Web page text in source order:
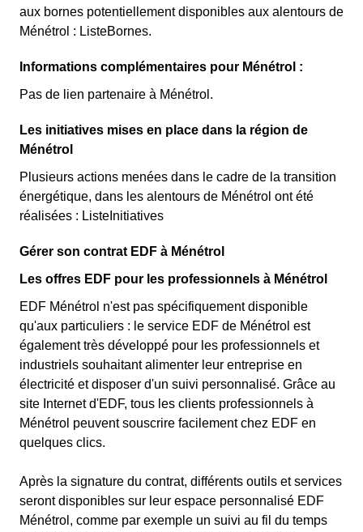
aux bornes potentiellement disponibles aux alentours de
Ménétrol : ListeBornes.
Informations complémentaires pour Ménétrol :
Pas de lien partenaire à Ménétrol.
Les initiatives mises en place dans la région de
Ménétrol
Plusieurs actions menées dans le cadre de la transition
énergétique, dans les alentours de Ménétrol ont été
réalisées : ListeInitiatives
Gérer son contrat EDF à Ménétrol
Les offres EDF pour les professionnels à Ménétrol
EDF Ménétrol n'est pas spécifiquement disponible
qu'aux particuliers : le service EDF de Ménétrol est
également très développé pour les professionnels et
industriels souhaitant alimenter leur entreprise en
électricité et disposer d'un suivi personnalisé. Grâce au
site Internet d'EDF, tous les clients professionnels à
Ménétrol peuvent souscrire facilement chez EDF en
quelques clics.
Après la signature du contrat, différents outils et services
seront disponibles sur leur espace personnalisé EDF
Ménétrol, comme par exemple un suivi au fil du temps